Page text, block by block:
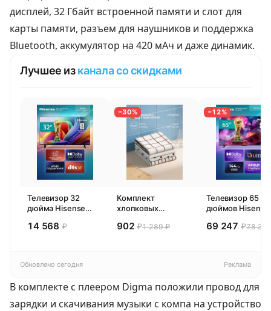
дисплей, 32 Гбайт встроенной памяти и слот для
карты памяти, разъем для наушников и поддержка
Bluetooth, аккумулятор на 420 мАч и даже динамик.
Лучшее изканала со скидками
Телевизор 32
дюйма Hisense
Смарт ТВ HD
14 568 ₽
−30%
Комплект
хлопковых
полотенец 4 шт,
902₽1 289 ₽
−12%
Телевизор 65
дюймов Hisense
(2026) Смарт ТВ
69 247 ₽78
Обновлено сегодня Реклама
В комплекте с плеером Digma положили провод для
зарядки и скачивания музыки с компа на устройство